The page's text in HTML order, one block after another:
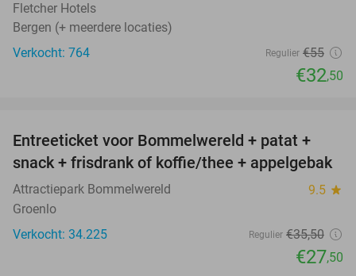
Fletcher Hotels
Bergen (+ meerdere locaties)
Verkocht: 764
Regulier €55
€32,50
23%
Entreeticket voor Bommelwereld + patat +
snack + frisdrank of koffie/thee + appelgebak
Attractiepark Bommelwereld 9.5 star
Groenlo
Verkocht: 34.225
Regulier €35,50
€27,50